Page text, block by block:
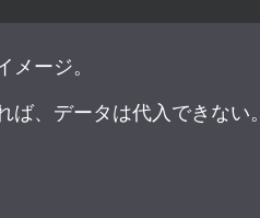
メージ。
、データは代入できない。